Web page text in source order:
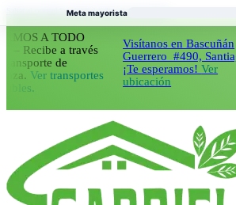
Saltar al contenido principal Saltar al pie de página
A TODO
a través
de
transportes
Visítanos en Bascuñán
Guerrero #490, Santiago.
¡Te esperamos!Ver
ubicación
Meta mayorista